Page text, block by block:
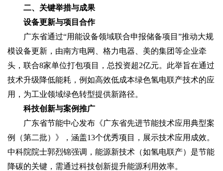
二、关键举措与成果
设备更新与项目合作
广东省通过“用能设备领域联合申报储备项目”推动大规
模设备更新，由南方电网、格力电器、美的集团等企业牵
头，联合8家单位打包项目，总投资超2亿元。此举旨在通过
技术升级降低能耗，例如高效低成本绿色氢电联产技术的应
用，为工业领域绿色转型提供新路径。
科技创新与案例推广
广东省节能中心发布《广东省先进节能技术应用典型案
例（第二批）》，涵盖13个优秀项目，展示技术应用成效。
中科院院士郭烈锦强调，能源新技术（如氢电联产）是节能
降碳的关键，需通过科技创新提升能源利用效率。